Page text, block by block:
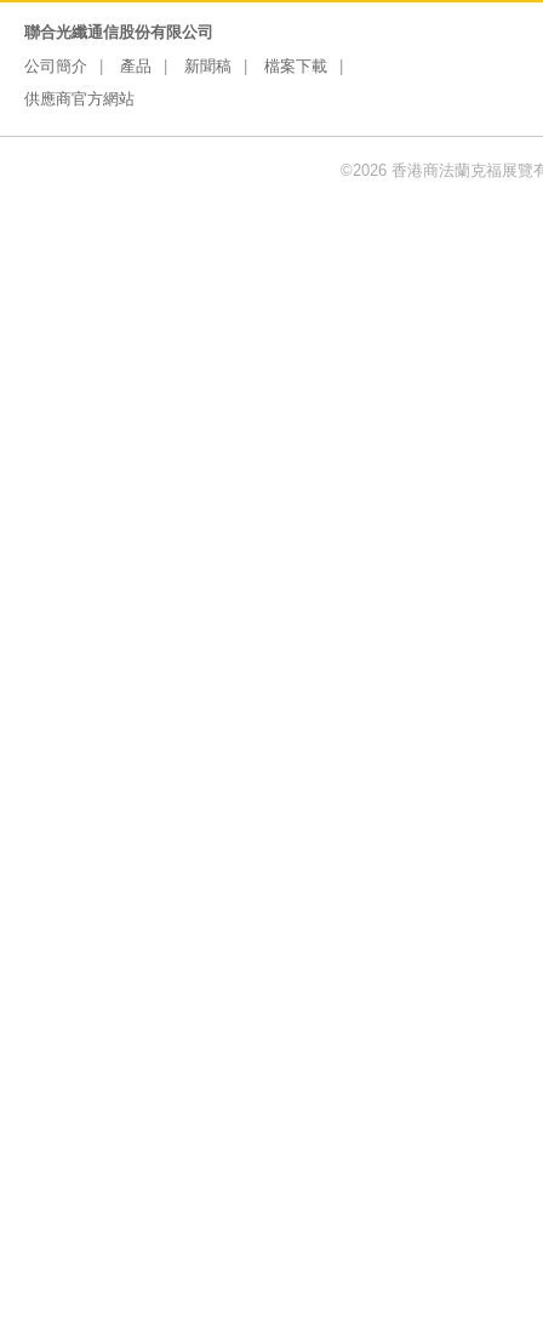
聯合光纖通信股份有限公司
公司簡介
產品 新聞稿
檔案下載
供應商官方網站
©2026 香港商法蘭克福展覽